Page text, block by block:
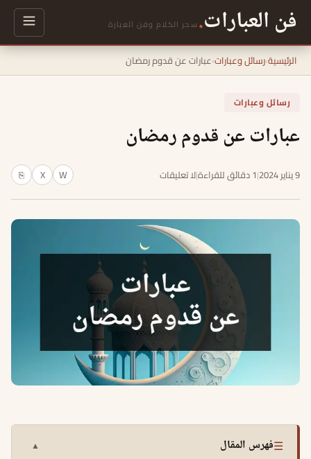
فن العبارات. سحر الكلام وفن العبارة
الرئيسية›رسائل وعبارات›عبارات عن قدوم رمضان
رسائل وعبارات
عبارات عن قدوم رمضان
9 يناير 2024 |1 دقائق للقراءة |لا تعليقات W
X
⎘
☰فهرس المقال ▲